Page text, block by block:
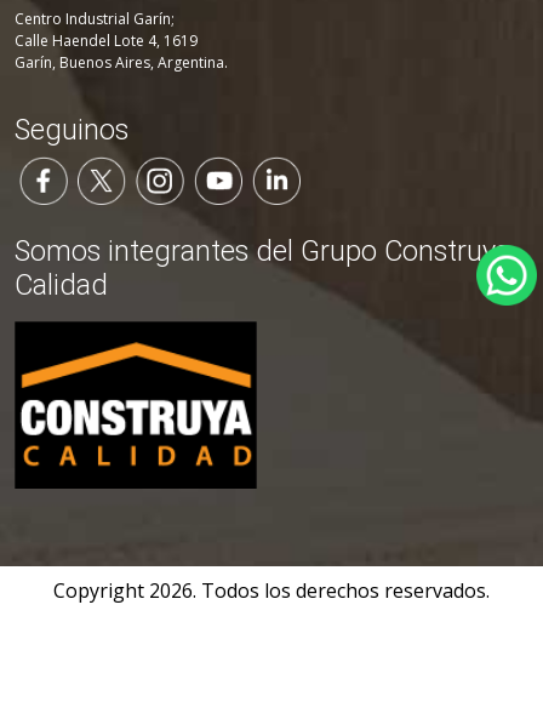
Centro Industrial Garín;
Calle Haendel Lote 4, 1619
Garín, Buenos Aires, Argentina.
Seguinos
Somos integrantes del Grupo Construya
Calidad
Copyright 2026. Todos los derechos reservados.